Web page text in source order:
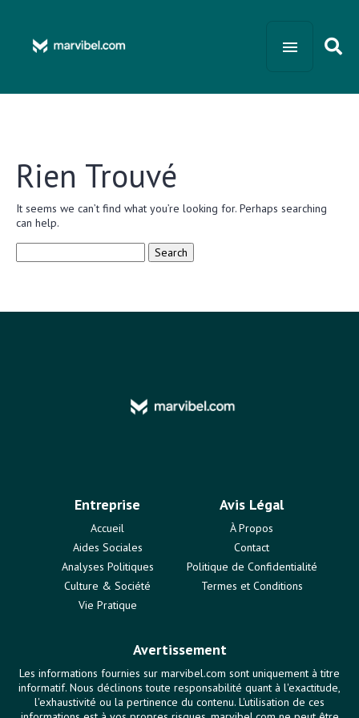
Rien Trouvé
It seems we can’t find what you’re looking for. Perhaps searching
can help.
Entreprise
Accueil
Aides Sociales
Analyses Politiques
Culture & Société
Vie Pratique
Avis Légal
À Propos
Contact
Politique de Confidentialité
Termes et Conditions
Avertissement
Les informations fournies sur marvibel.com sont uniquement à titre
informatif. Nous déclinons toute responsabilité quant à l'exactitude,
l'exhaustivité ou la pertinence du contenu. L'utilisation de ces